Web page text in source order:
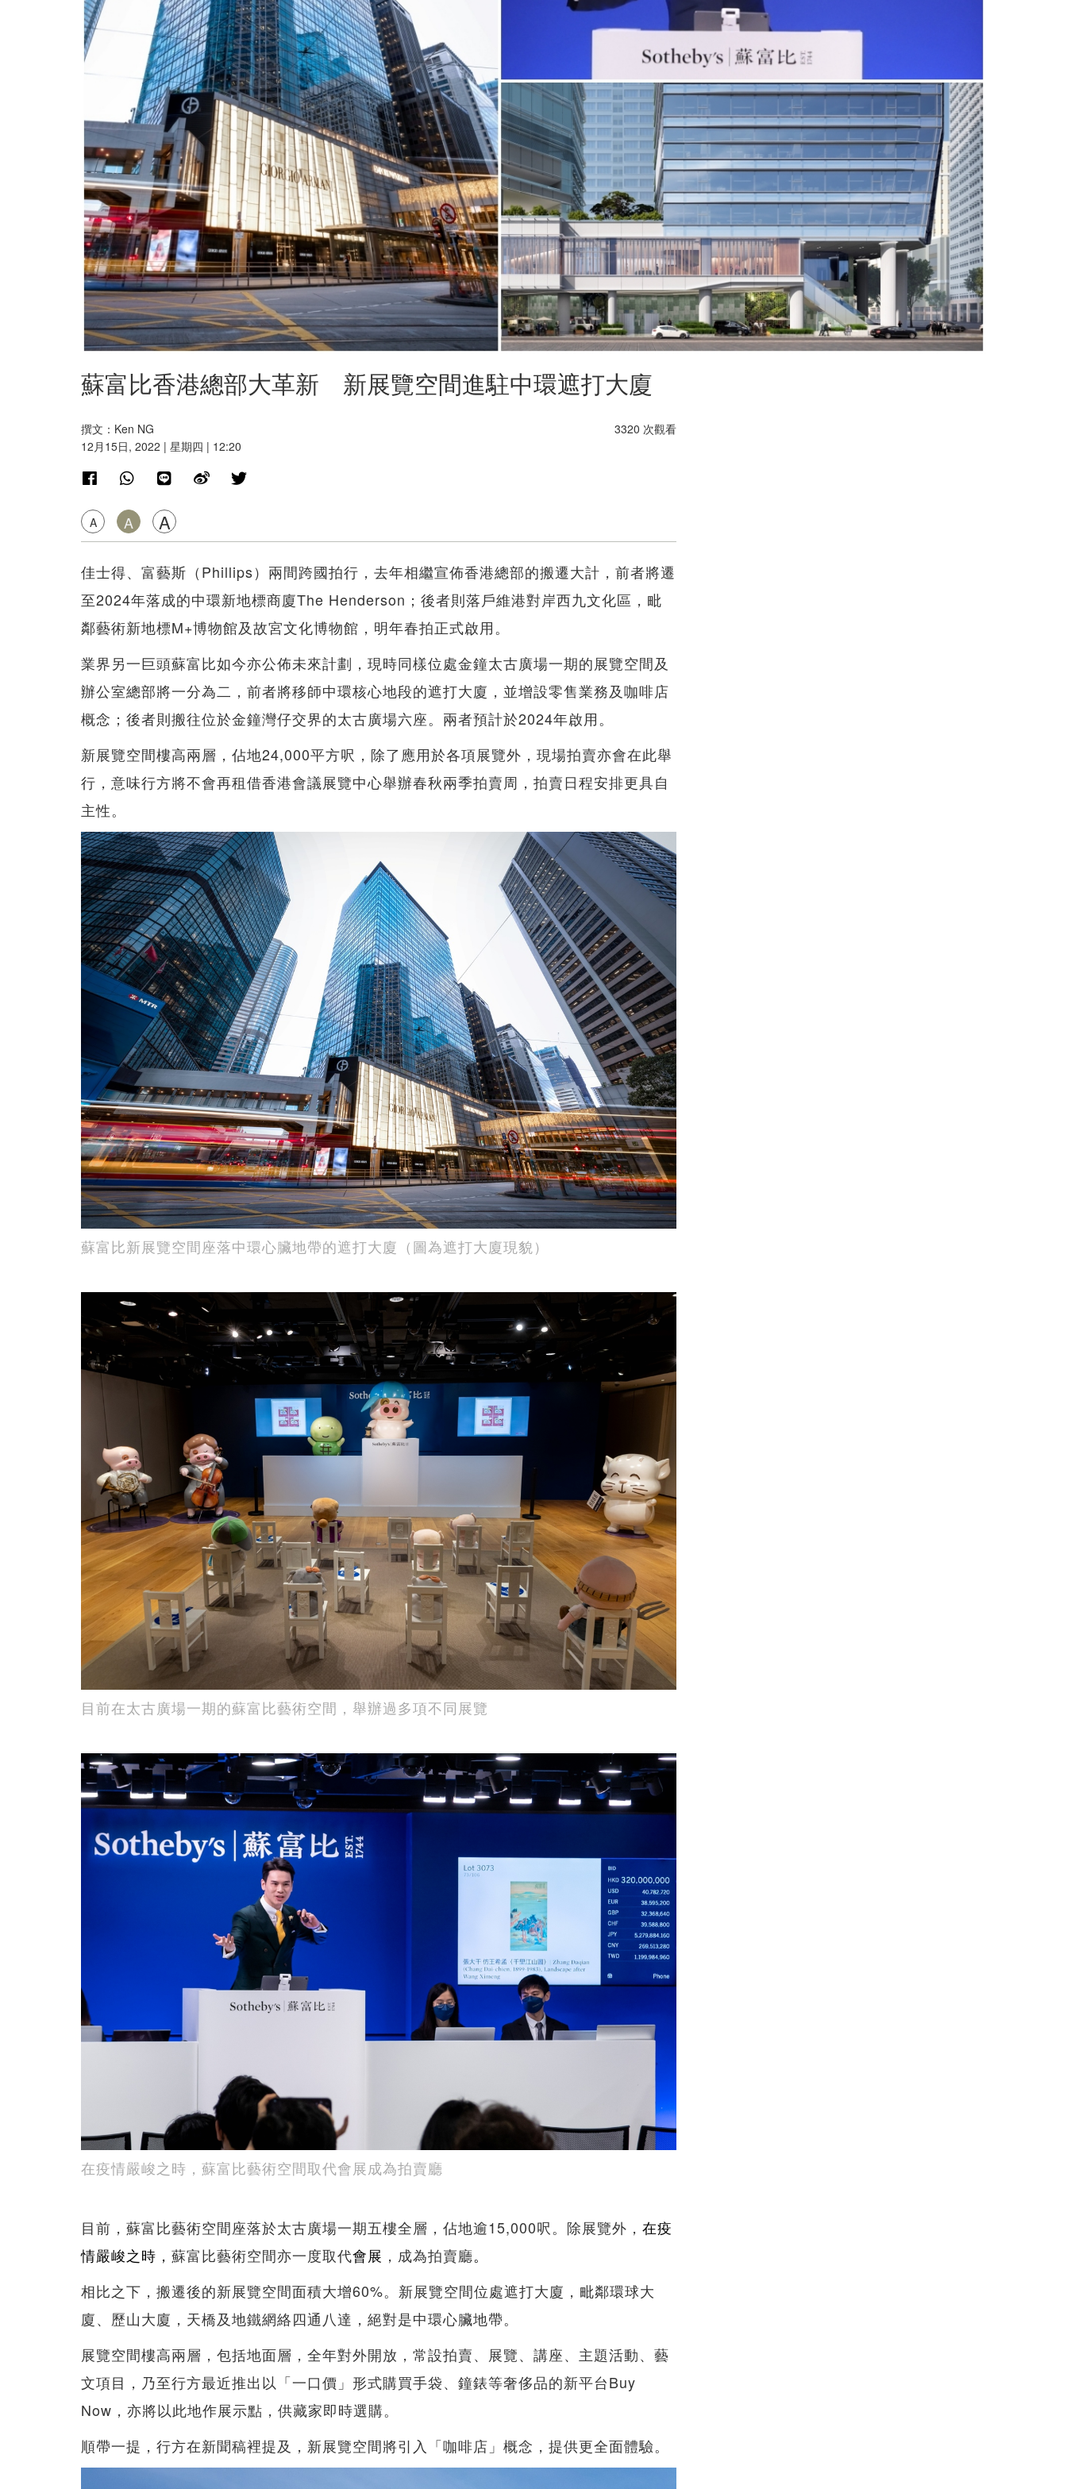
蘇富比香港總部大革新 新展覽空間進駐中環遮打大廈
撰文：Ken NG
12月15日, 2022 | 星期四 | 12:20
A A A
3320 次觀看
佳士得、富藝斯（Phillips）兩間跨國拍行，去年相繼宣佈香港總部的搬遷大計，前者將遷
至2024年落成的中環新地標商廈The Henderson；後者則落戶維港對岸西九文化區，毗
鄰藝術新地標M+博物館及故宮文化博物館，明年春拍正式啟用。
業界另一巨頭蘇富比如今亦公佈未來計劃，現時同樣位處金鐘太古廣場一期的展覽空間及
辦公室總部將一分為二，前者將移師中環核心地段的遮打大廈，並增設零售業務及咖啡店
概念；後者則搬往位於金鐘灣仔交界的太古廣場六座。兩者預計於2024年啟用。
新展覽空間樓高兩層，佔地24,000平方呎，除了應用於各項展覽外，現場拍賣亦會在此舉
行，意味行方將不會再租借香港會議展覽中心舉辦春秋兩季拍賣周，拍賣日程安排更具自
主性。
蘇富比新展覽空間座落中環心臟地帶的遮打大廈（圖為遮打大廈現貌）
目前在太古廣場一期的蘇富比藝術空間，舉辦過多項不同展覽
在疫情嚴峻之時，蘇富比藝術空間取代會展成為拍賣廳
目前，蘇富比藝術空間座落於太古廣場一期五樓全層，佔地逾15,000呎。除展覽外， 在疫
情嚴峻之時， 蘇富比藝術空間亦一度取代會展 ，成為拍賣廳。
相比之下，搬遷後的新展覽空間面積大增60%。新展覽空間位處遮打大廈，毗鄰環球大
廈、歷山大廈，天橋及地鐵網絡四通八達，絕對是中環心臟地帶。
展覽空間樓高兩層，包括地面層，全年對外開放，常設拍賣、展覽、講座、主題活動、藝
文項目，乃至行方最近推出以「一口價」形式購買手袋、鐘錶等奢侈品的新平台Buy
Now，亦將以此地作展示點，供藏家即時選購。
順帶一提，行方在新聞稿裡提及，新展覽空間將引入「咖啡店」概念，提供更全面體驗。